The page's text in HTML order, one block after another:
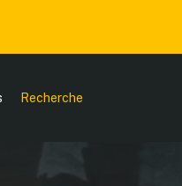
Recherche